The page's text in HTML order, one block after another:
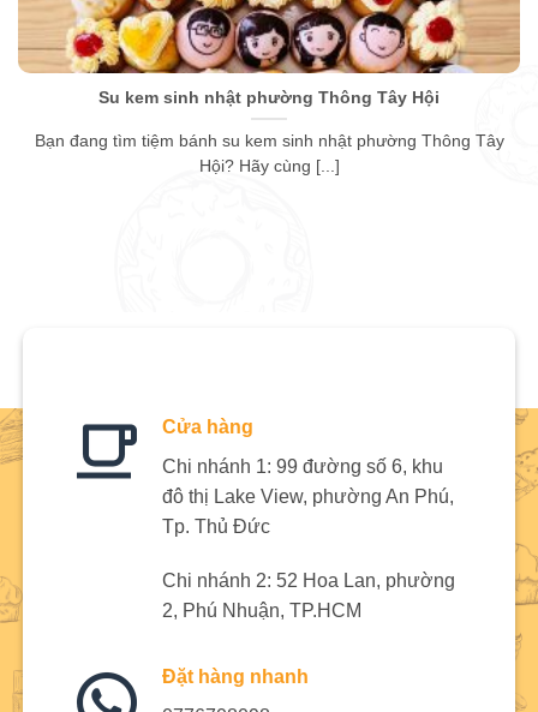
Su kem sinh nhật phường Thông Tây Hội
Bạn đang tìm tiệm bánh su kem sinh nhật phường Thông Tây
Hội? Hãy cùng [...]
Cửa hàng
Chi nhánh 1: 99 đường số 6, khu
đô thị Lake View, phường An Phú,
Tp. Thủ Đức
Chi nhánh 2: 52 Hoa Lan, phường
2, Phú Nhuận, TP.HCM
Đặt hàng nhanh